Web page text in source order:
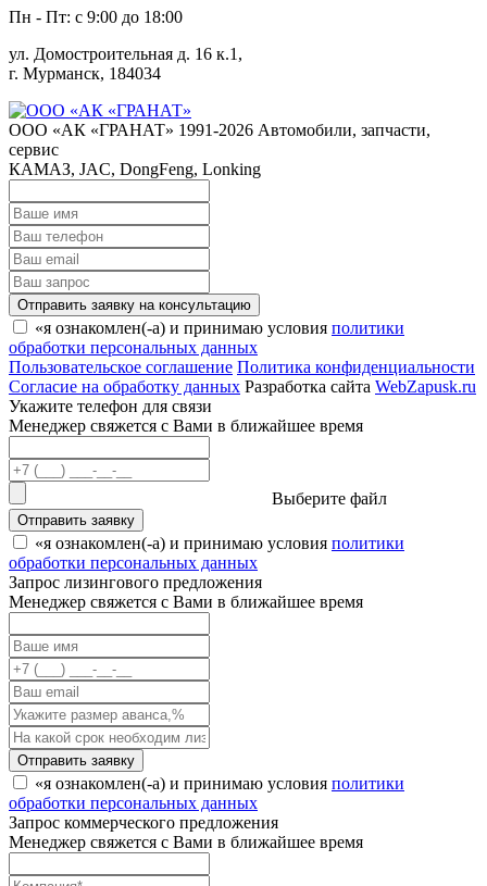
Пн - Пт: с 9:00 до 18:00
ул. Домостроительная д. 16 к.1,
г. Мурманск, 184034
ООО «АК «ГРАНАТ» 1991-2026 Автомобили, запчасти,
сервис
КАМАЗ, JAC, DongFeng, Lonking
Отправить заявку на консультацию
«я ознакомлен(-а) и принимаю условия политики
обработки персональных данных
Пользовательское соглашение Политика конфиденциальности
Согласие на обработку данных Разработка сайта WebZapusk.ru
Укажите телефон для связи
Менеджер свяжется с Вами в ближайшее время
Выберите файл
Отправить заявку
«я ознакомлен(-а) и принимаю условия политики
обработки персональных данных
Запрос лизингового предложения
Менеджер свяжется с Вами в ближайшее время
Отправить заявку
«я ознакомлен(-а) и принимаю условия политики
обработки персональных данных
Запрос коммерческого предложения
Менеджер свяжется с Вами в ближайшее время